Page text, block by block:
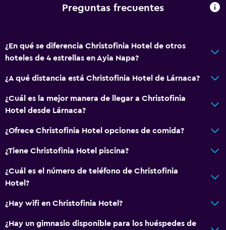
Recepción 24 horas
Accesibilidad y adecuación
Lavabo bajo
Áreas designadas para fumadores
Habitaciones para no fumadores disponibles
Accesibilidad
Ascensor
Estacionamiento accesible
Preguntas frecuentes
¿En qué se diferencia Christofinia Hotel de otros
hoteles de 4 estrellas en Ayia Napa?
¿A qué distancia está Christofinia Hotel de Lárnaca?
¿Cuál es la mejor manera de llegar a Christofinia
Hotel desde Lárnaca?
¿Ofrece Christofinia Hotel opciones de comida?
¿Tiene Christofinia Hotel piscina?
¿Cuál es el número de teléfono de Christofinia
Hotel?
¿Hay wifi en Christofinia Hotel?
¿Hay un gimnasio disponible para los huéspedes de